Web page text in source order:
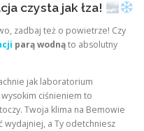
czysta jak łza!
zadbaj też o powietrze! Czy
parą wodnąto absolutny
jak laboratorium
ciśnieniem to
Twoja klima na Bemowie
wydajniej, a Ty odetchniesz